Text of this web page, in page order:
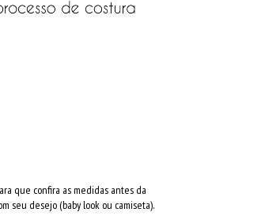
que confira as medidas antes da
seu desejo (baby look ou camiseta).